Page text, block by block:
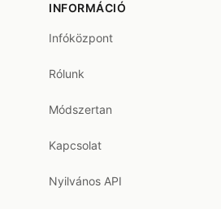
INFORMÁCIÓ
Infóközpont
Rólunk
Módszertan
Kapcsolat
Nyilvános API